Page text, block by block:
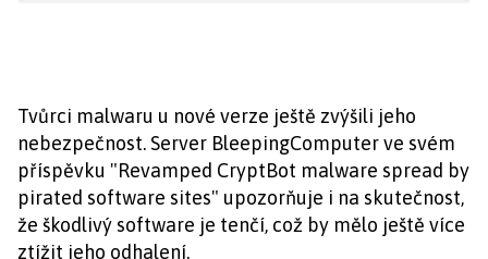
Tvůrci malwaru u nové verze ještě zvýšili jeho
nebezpečnost. Server BleepingComputer ve svém
příspěvku "Revamped CryptBot malware spread by
pirated software sites" upozorňuje i na skutečnost,
že škodlivý software je tenčí, což by mělo ještě více
ztížit jeho odhalení.